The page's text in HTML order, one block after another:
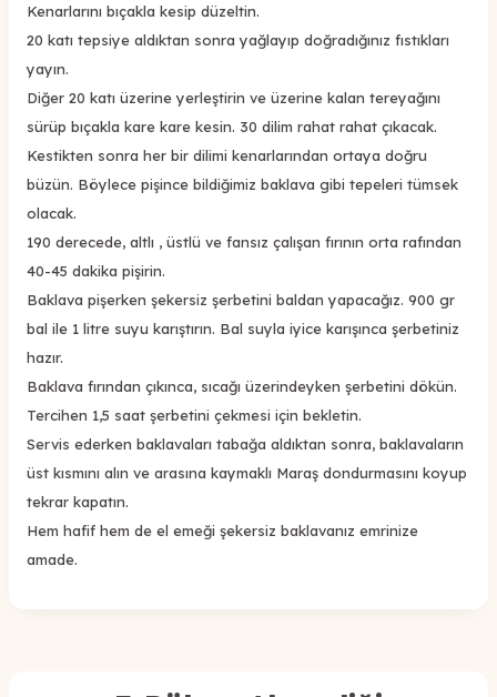
Kenarlarını bıçakla kesip düzeltin.
20 katı tepsiye aldıktan sonra yağlayıp doğradığınız fıstıkları
yayın.
Diğer 20 katı üzerine yerleştirin ve üzerine kalan tereyağını
sürüp bıçakla kare kare kesin. 30 dilim rahat rahat çıkacak.
Kestikten sonra her bir dilimi kenarlarından ortaya doğru
büzün. Böylece pişince bildiğimiz baklava gibi tepeleri tümsek
olacak.
190 derecede, altlı , üstlü ve fansız çalışan fırının orta rafından
40-45 dakika pişirin.
Baklava pişerken şekersiz şerbetini baldan yapacağız. 900 gr
bal ile 1 litre suyu karıştırın. Bal suyla iyice karışınca şerbetiniz
hazır.
Baklava fırından çıkınca, sıcağı üzerindeyken şerbetini dökün.
Tercihen 1,5 saat şerbetini çekmesi için bekletin.
Servis ederken baklavaları tabağa aldıktan sonra, baklavaların
üst kısmını alın ve arasına kaymaklı Maraş dondurmasını koyup
tekrar kapatın.
Hem hafif hem de el emeği şekersiz baklavanız emrinize
amade.